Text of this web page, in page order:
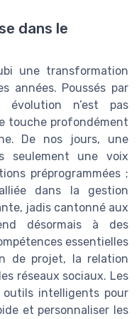
dans le
une transformation
années. Poussés par
évolution n’est pas
touche profondément
De nos jours, une
seulement une voix
préprogrammées ;
dans la gestion
jadis cantonné aux
désormais à des
essentielles
de projet, la relation
réseaux sociaux. Les
outils intelligents pour
et personnaliser les